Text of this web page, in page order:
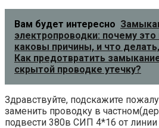
Вам будет интересно
электропроводки: почему это
каковы причины, и что
Как предотвратить
скрытой проводке утечку?
Здравствуйте, подскажите
заменить проводку в
подвести 380в СИП 4*16 от